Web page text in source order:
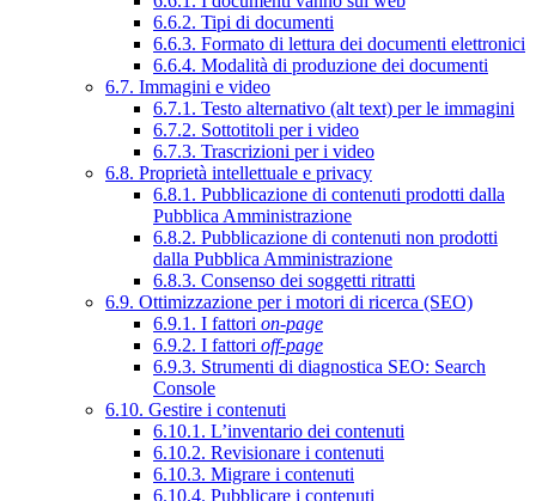
6.6.2. Tipi di documenti
6.6.3. Formato di lettura dei documenti elettronici
6.6.4. Modalità di produzione dei documenti
6.7. Immagini e video
6.7.1. Testo alternativo (alt text) per le immagini
6.7.2. Sottotitoli per i video
6.7.3. Trascrizioni per i video
6.8. Proprietà intellettuale e privacy
6.8.1. Pubblicazione di contenuti prodotti dalla
Pubblica Amministrazione
6.8.2. Pubblicazione di contenuti non prodotti
dalla Pubblica Amministrazione
6.8.3. Consenso dei soggetti ritratti
6.9. Ottimizzazione per i motori di ricerca (SEO)
6.9.1. I fattori on-page
6.9.2. I fattori off-page
6.9.3. Strumenti di diagnostica SEO: Search
Console
6.10. Gestire i contenuti
6.10.1. L’inventario dei contenuti
6.10.2. Revisionare i contenuti
6.10.3. Migrare i contenuti
6.10.4. Pubblicare i contenuti